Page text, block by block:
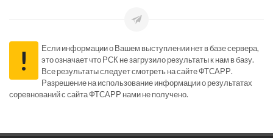
!
Если информации о Вашем выступлении нет в базе сервера,
это означает что РСК не загрузило результаты к нам в базу.
Все результаты следует смотреть на сайте ФТСАРР.
Разрешение на использование информации о результатах
соревнований с сайта ФТСАРР нами не получено.